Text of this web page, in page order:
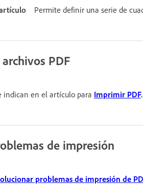
Permite definir una serie de
PDF
indican en el artículo para Imprimir PDF.
de impresión
problemas de impresión de